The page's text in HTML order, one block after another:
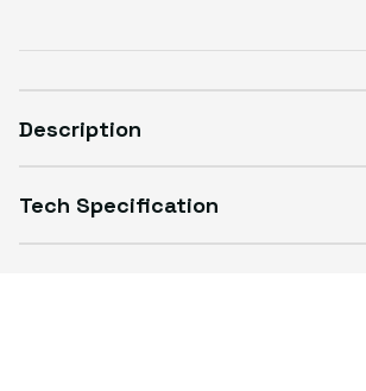
Excelente
Good
Description
Tech Specification